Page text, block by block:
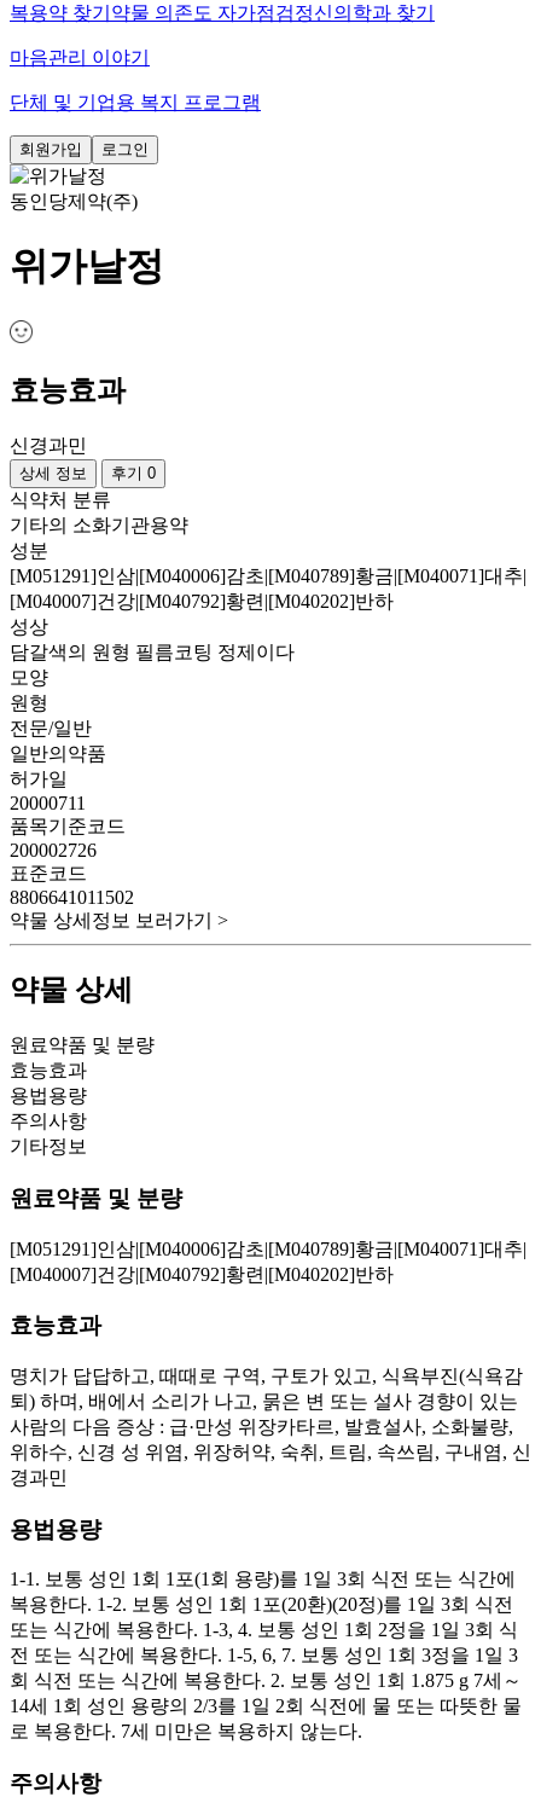
복용약 찾기 약물 의존도 자가점검정신의학과 찾기
마음관리 이야기
단체 및 기업용 복지 프로그램
회원가입 로그인
동인당제약(주)
위가날정
효능효과
신경과민
상세 정보 후기 0
식약처 분류
기타의 소화기관용약
성분
[M051291]인삼|[M040006]감초|[M040789]황금|[M040071]대추|
[M040007]건강|[M040792]황련|[M040202]반하
성상
담갈색의 원형 필름코팅 정제이다
모양
원형
전문/일반
일반의약품
허가일
20000711
품목기준코드
200002726
표준코드
8806641011502
약물 상세정보 보러가기 >
약물 상세
원료약품 및 분량
효능효과
용법용량
주의사항
기타정보
원료약품 및 분량
[M051291]인삼|[M040006]감초|[M040789]황금|[M040071]대추|
[M040007]건강|[M040792]황련|[M040202]반하
효능효과
명치가 답답하고, 때때로 구역, 구토가 있고, 식욕부진(식욕감
퇴) 하며, 배에서 소리가 나고, 묽은 변 또는 설사 경향이 있는
사람의 다음 증상 : 급·만성 위장카타르, 발효설사, 소화불량,
위하수, 신경 성 위염, 위장허약, 숙취, 트림, 속쓰림, 구내염, 신
경과민
용법용량
1-1. 보통 성인 1회 1포(1회 용량)를 1일 3회 식전 또는 식간에
복용한다. 1-2. 보통 성인 1회 1포(20환)(20정)를 1일 3회 식전
또는 식간에 복용한다. 1-3, 4. 보통 성인 1회 2정을 1일 3회 식
전 또는 식간에 복용한다. 1-5, 6, 7. 보통 성인 1회 3정을 1일 3
회 식전 또는 식간에 복용한다. 2. 보통 성인 1회 1.875 g 7세～
14세 1회 성인 용량의 2/3를 1일 2회 식전에 물 또는 따뜻한 물
로 복용한다. 7세 미만은 복용하지 않는다.
주의사항